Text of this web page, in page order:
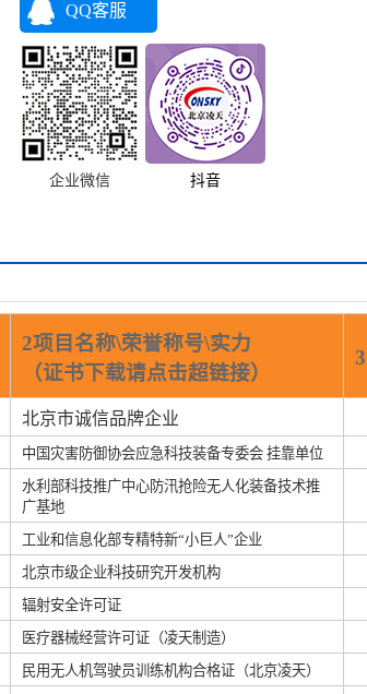
QQ客服
企业微信 抖音
2项目名称\荣誉称号\实力
（证书下载请点击超链接）
北京市诚信品牌企业
中国灾害防御协会应急科技装备专委会 挂靠单位
水利部科技推广中心防汛抢险无人化装备技术推
广基地
工业和信息化部专精特新“小巨人”企业
北京市级企业科技研究开发机构
辐射安全许可证
医疗器械经营许可证（凌天制造）
民用无人机驾驶员训练机构合格证（北京凌天）